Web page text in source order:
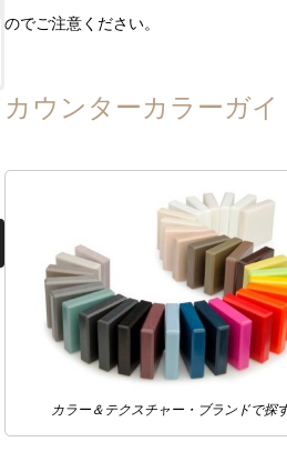
のでご注意ください。
カウンターカラーガイ
カラー＆テクスチャー・ブランドで探